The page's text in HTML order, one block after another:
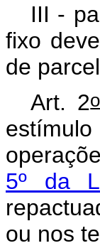
III -
fixo
de
Art. 2o
5º da
ou nos